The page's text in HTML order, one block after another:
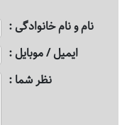
نام و نام خانوادگی
ایمیل / موبایل
نظر شما